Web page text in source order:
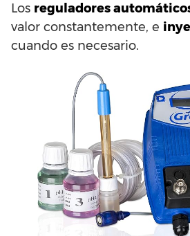
Los reguladores
valor constantemente, e
cuando es necesario.